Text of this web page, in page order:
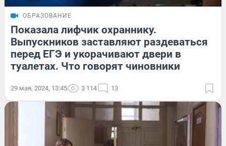
ОБРАЗОВАНИЕ
Показала лифчик охраннику.
Выпускников заставляют раздеваться
перед ЕГЭ и укорачивают двери в
туалетах. Что говорят чиновники
29 мая, 2024, 13:45 3 114 13